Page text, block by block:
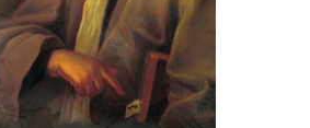
הנחת אתר ספר מודפס